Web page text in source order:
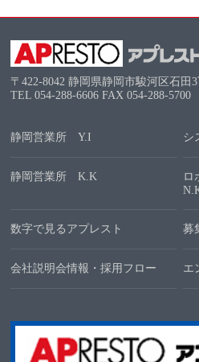
〒422-8042 静岡県静岡市駿河区石田
TEL054-288-6606 FAX 054-288-5700
静岡営業所 Y.I シ
静岡営業所 K.K
ロ
数字で見るアプレスト 募
会社説明会情報・採用フロー エ